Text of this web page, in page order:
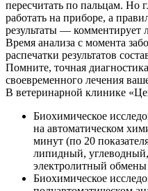
пересчитать по пальцам. Но
работать на приборе, а
результаты — комментирует
Время анализа с момента
распечатки результатов
Помните, точная
своевременного лечения
В ветеринарной клинике
Биохимическое
на автоматическом
минут (по 20
липидный,
электролитный обмены
Биохимическое